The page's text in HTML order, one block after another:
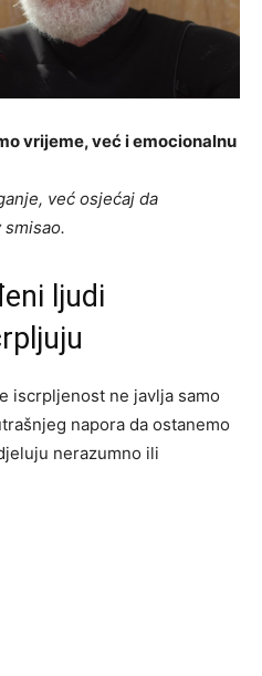
vrijeme, već i emocionalnu
već osjećaj da
smisao.
ljudi
iscrpljenost ne javlja samo
napora da ostanemo
nerazumno ili